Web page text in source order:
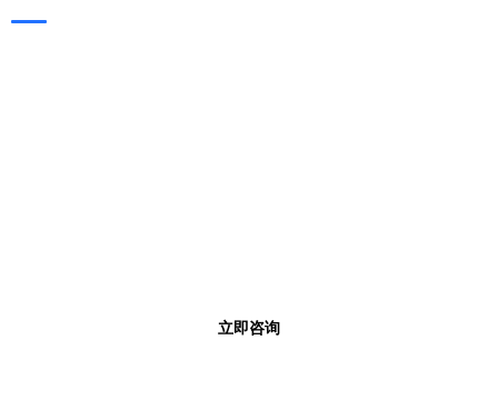
立即咨询